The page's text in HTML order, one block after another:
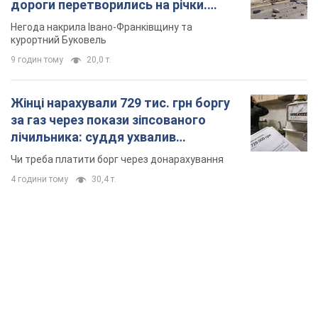
дороги перетворились на річки.
Відео
Негода накрила Івано-Франківщину та
курортний Буковель
9 годин тому 20,0 т.
Жінці нарахували 729 тис. грн боргу
за газ через покази зіпсованого
лічильника: суддя ухвалив
неочікуване рішення
Чи треба платити борг через донарахування
4 години тому 30,4 т.